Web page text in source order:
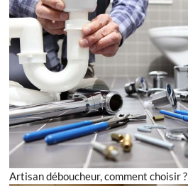
Artisan déboucheur, comment choisir ?